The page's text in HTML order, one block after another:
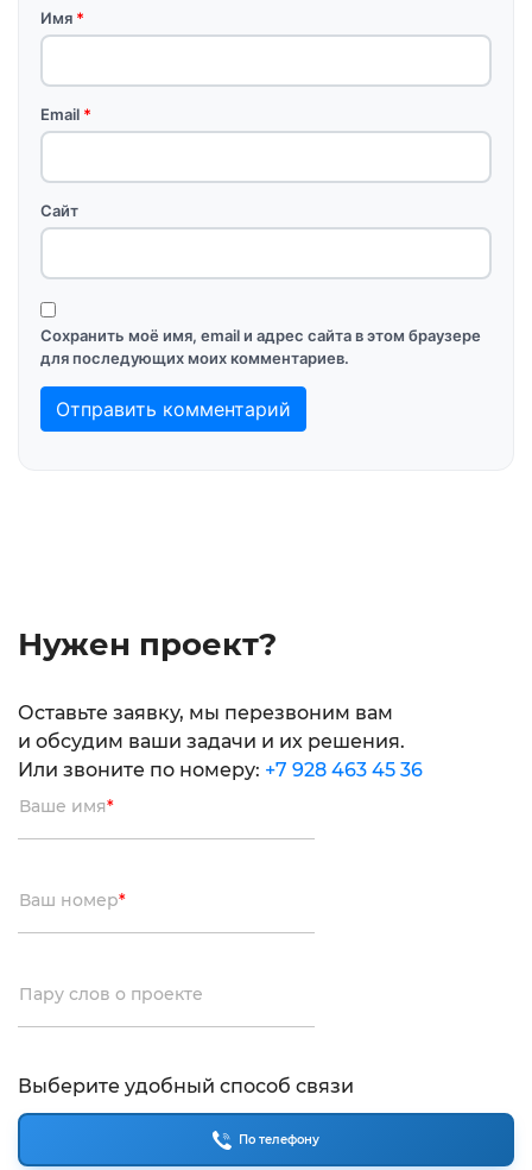
Имя *
Email *
Сайт
Сохранить моё имя, email и адрес сайта в этом браузере
для последующих моих комментариев.
Нужен проект?
Оставьте заявку, мы перезвоним вам
и обсудим ваши задачи и их решения.
Или звоните по номеру: +7 928 463 45 36
Ваше имя*
Ваш номер*
Пару слов о проекте
Выберите удобный способ связи
По телефону